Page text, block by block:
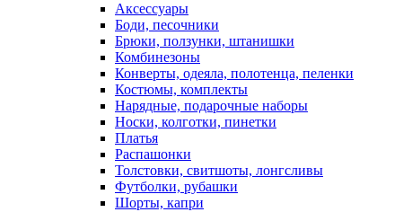
Аксессуары
Боди, песочники
Брюки, ползунки, штанишки
Комбинезоны
Конверты, одеяла, полотенца, пеленки
Костюмы, комплекты
Нарядные, подарочные наборы
Носки, колготки, пинетки
Платья
Распашонки
Толстовки, свитшоты, лонгсливы
Футболки, рубашки
Шорты, капри